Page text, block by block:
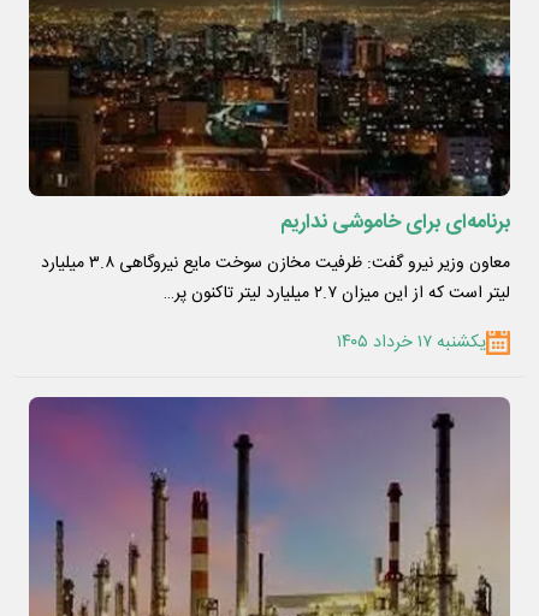
برنامه‌ای برای خاموشی نداریم
معاون وزیر نیرو گفت: ظرفیت مخازن سوخت مایع نیروگاهی ۳.۸ میلیارد
لیتر است که از این میزان ۲.۷ میلیارد لیتر تاکنون پر…
یکشنبه ۱۷ خرداد ۱۴۰۵